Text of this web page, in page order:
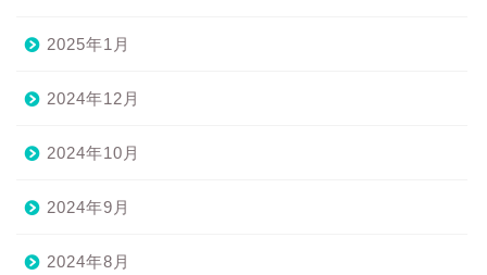
2025年1月
2024年12月
2024年10月
2024年9月
2024年8月